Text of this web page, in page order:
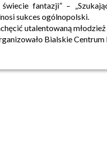
fantazji” –
sukces ogólnopolski.
utalentowaną
Bialskie